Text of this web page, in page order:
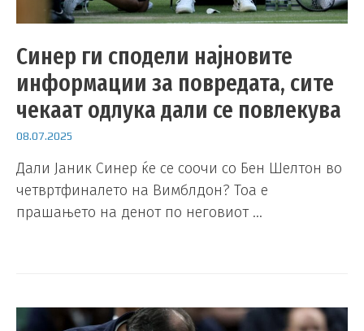
Синер ги сподели најновите
информации за повредата, сите
чекаат одлука дали се повлекува
08.07.2025
Дали Јаник Синер ќе се соочи со Бен Шелтон во
четвртфиналето на Вимблдон? Тоа е
прашањето на денот по неговиот …